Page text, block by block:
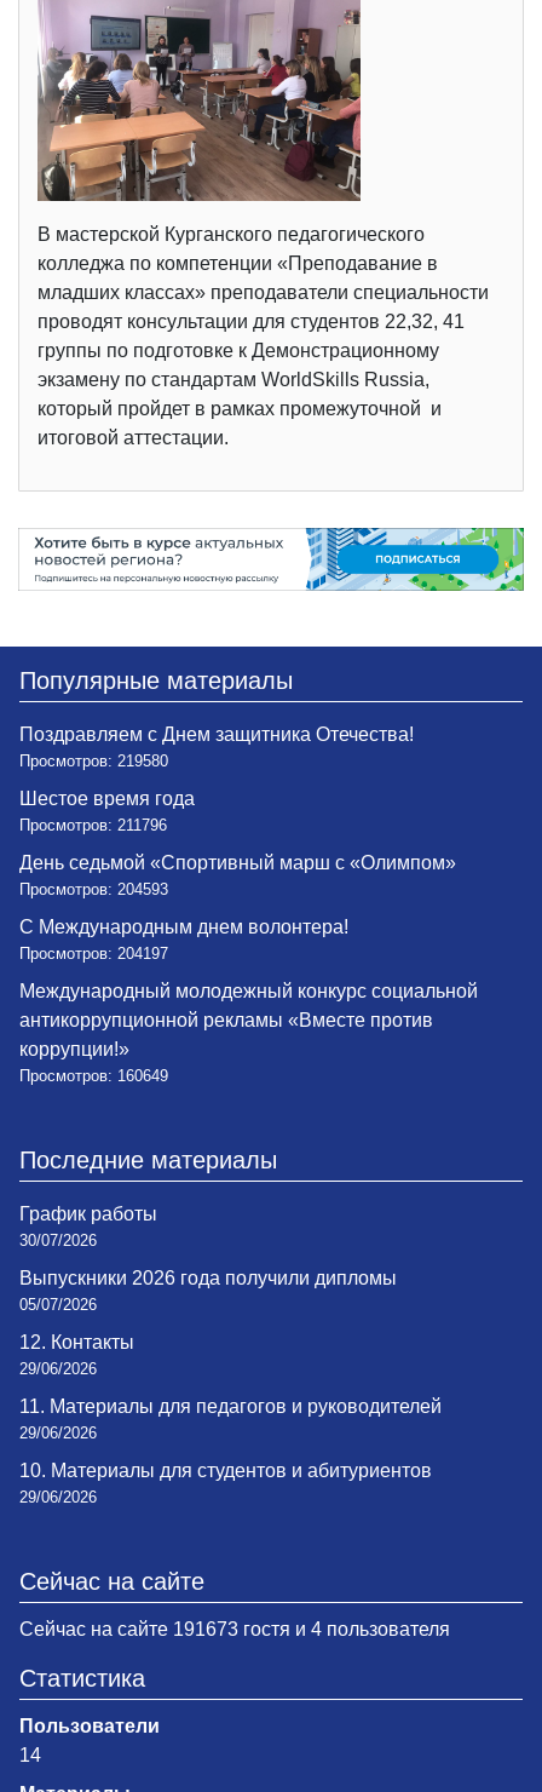
В мастерской Курганского педагогического
колледжа по компетенции «Преподавание в
младших классах» преподаватели специальности
проводят консультации для студентов 22,32, 41
группы по подготовке к Демонстрационному
экзамену по стандартам WorldSkills Russia,
который пройдет в рамках промежуточной и
итоговой аттестации.
Популярные материалы
Поздравляем с Днем защитника Отечества!
Просмотров: 219580
Шестое время года
Просмотров: 211796
День седьмой «Спортивный марш с «Олимпом»
Просмотров: 204593
С Международным днем волонтера!
Просмотров: 204197
Международный молодежный конкурс социальной
антикоррупционной рекламы «Вместе против
коррупции!»
Просмотров: 160649
Последние материалы
График работы
30/07/2026
Выпускники 2026 года получили дипломы
05/07/2026
12. Контакты
29/06/2026
11. Материалы для педагогов и руководителей
29/06/2026
10. Материалы для студентов и абитуриентов
29/06/2026
Сейчас на сайте
Сейчас на сайте 191673 гостя и 4 пользователя
Статистика
Пользователи
14